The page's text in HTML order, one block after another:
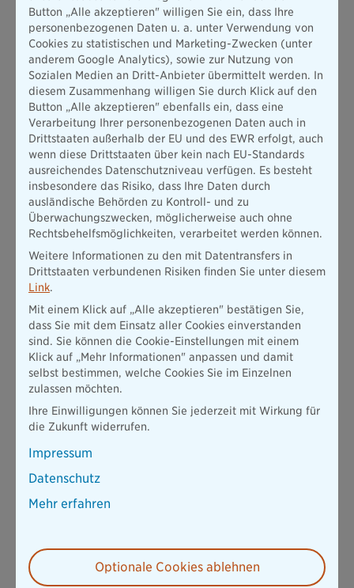
kann bei Pensionsfonds ein großer Teil der Geldanlage
in Firmenaktien angelegt werden. Dafür müssen Sie als
Sparer jedoch Abstriche bei der Garantie hinnehmen.
Welche Rentenhöhe ein Pensionsfonds zahlt, hängt
entscheidend von den Unternehmenserträgen ab.
Daneben spielen auch die Kosten für Vertragsabschluss,
Verwaltung und Zusatzleistungen wie
Hinterbliebenenschutz eine Rolle bei der späteren
Rentenhöhe
Unterstützungskasse:
Gutverdiener aufgepasst! Die Unterstützungskasse ist
eine arbeitgebereigene Einrichtung für die betriebliche
Altersvorsorge, bei der alle Einzahlungen steuerlich
begünstigt werden. Diese Variante gilt deshalb als
besonders geeignet für Arbeitnehmer in mittleren und
oberen Hierarchiestufen großer Unternehmen. Die Höhe
der Betriebsrente ist abhängig von der zukünftigen
wirtschaftlichen Entwicklung des Arbeitgebers, denn
dieser garantiert nur eine Mindestauszahlung. Ähnlich
wie bei den Pensionsfonds ist die Höhe der späteren
Rente von den Erträgen des Unternehmens abhängig
und kann mithilfe von Überschüssen deutlich ansteigen.
Direktzusage:
Bei dieser Form der Betriebsrente verpflichtet sich der
Arbeitgeber, den Mitarbeitern eine Rente aus dem
dafür Rückstellungen, um die Zahlungen an die
Mitarbeiter zu finanzieren. Diese können wieder direkt
ins eigene Unternehmen investiert werden, was eine
mehr Geld zur Verfügung, das angelegt und verzinst
werden kann. Damit diese Art der Vorsorge bei
Zahlungsschwierigkeiten nicht gefährdet wird, bezahlt
Insolvenz ein und sichert die laufenden Betriebsrenten
sowie unverfallbare Anwartschaften der Mitarbeiter.
Button „Alle akzeptieren" willigen Sie ein, dass Ihre
personenbezogenen Daten u. a. unter Verwendung von
Cookies zu statistischen und Marketing-Zwecken (unter
anderem Google Analytics), sowie zur Nutzung von
Sozialen Medien an Dritt-Anbieter übermittelt werden. In
diesem Zusammenhang willigen Sie durch Klick auf den
Button „Alle akzeptieren" ebenfalls ein, dass eine
Verarbeitung Ihrer personenbezogenen Daten auch in
Drittstaaten außerhalb der EU und des EWR erfolgt, auch
wenn diese Drittstaaten über kein nach EU-Standards
ausreichendes Datenschutzniveau verfügen. Es besteht
insbesondere das Risiko, dass Ihre Daten durch
ausländische Behörden zu Kontroll- und zu
Überwachungszwecken, möglicherweise auch ohne
Rechtsbehelfsmöglichkeiten, verarbeitet werden können.
Weitere Informationen zu den mit Datentransfers in
Drittstaaten verbundenen Risiken finden Sie unter diesem
Link.
Mit einem Klick auf „Alle akzeptieren" bestätigen Sie,
dass Sie mit dem Einsatz aller Cookies einverstanden
sind. Sie können die Cookie-Einstellungen mit einem
Klick auf „Mehr Informationen" anpassen und damit
selbst bestimmen, welche Cookies Sie im Einzelnen
zulassen möchten.
Ihre Einwilligungen können Sie jederzeit mit Wirkung für
die Zukunft widerrufen.
Impressum
Datenschutz
Mehr erfahren
Optionale Cookies ablehnen